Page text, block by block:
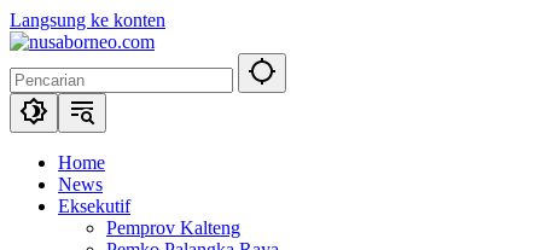
Langsung ke konten
Home
News
Eksekutif
Pemprov Kalteng